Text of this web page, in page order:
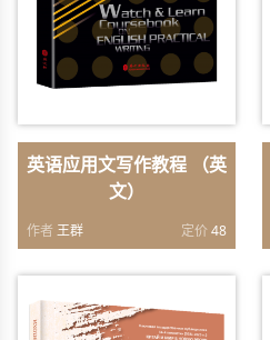
英语应用文写作教程 （英
文）
作者 王群 定价48